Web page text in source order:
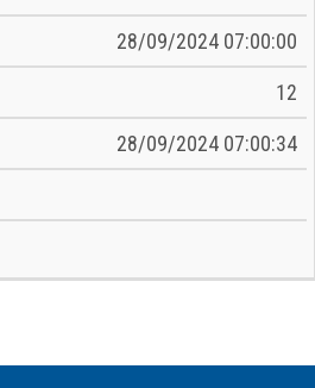
28/09/2024 07:00:00
12
28/09/2024 07:00:34